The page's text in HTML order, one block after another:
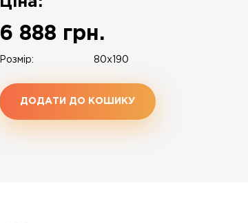
6 888 грн.
Розмір: 80x190
ДОДАТИ ДО КОШИКУ